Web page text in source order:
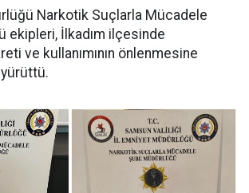
Narkotik Suçlarla Mücadele
ekipleri, İlkadım ilçesinde
ve kullanımının önlenmesine